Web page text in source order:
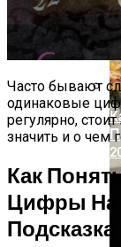
Часто бывают
одинаковые
регулярно,
значить и о чем
Как
Цифры На
Подсказка